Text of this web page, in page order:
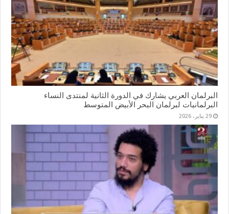
البرلمان العربي يشارك في الدورة الثانية لمنتدى النساء
البرلمانيات لبرلمان البحر الأبيض المتوسط
29 يناير، 2026